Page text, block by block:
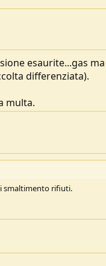
esaurite...gas ma
differenziata).
multa.
smaltimento rifiuti.